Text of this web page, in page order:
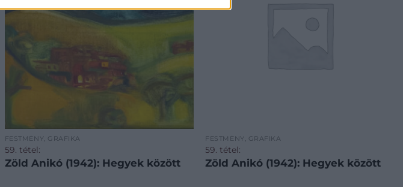
FESTMÉNY, GRAFIKA
59. tétel:
Zöld Anikó (1942): Hegyek között
FESTMÉNY, GRAFIKA
59. tétel:
Zöld Anikó (1942): Hegyek között